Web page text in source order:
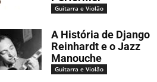
Guitarra e Violão
A História de Django
Reinhardt e o Jazz
Manouche
Guitarra e Violão